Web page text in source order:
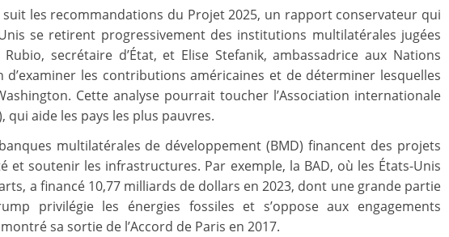
suit les recommandations du Projet 2025, un rapport conservateur qui
se retirent progressivement des institutions multilatérales jugées
secrétaire d’État, et Elise Stefanik, ambassadrice aux Nations
les contributions américaines et de déterminer lesquelles
Cette analyse pourrait toucher l’Association internationale
qui aide les pays les plus pauvres.
multilatérales de développement (BMD) financent des projets
et soutenir les infrastructures. Par exemple, la BAD, où les États-Unis
a financé 10,77 milliards de dollars en 2023, dont une grande partie
privilégie les énergies fossiles et s’oppose aux engagements
sa sortie de l’Accord de Paris en 2017.